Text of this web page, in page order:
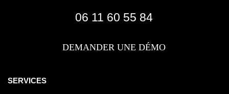
06 11 60 55 84
DEMANDER UNE DÉMO
SERVICES